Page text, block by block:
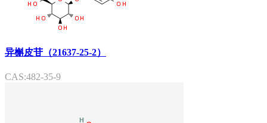
异槲皮苷（21637-25-2）
CAS:482-35-9